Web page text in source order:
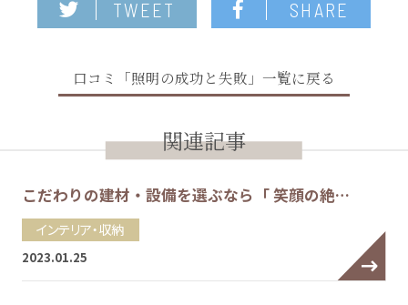
TWEET SHARE
口コミ「照明の成功と失敗」一覧に戻る
関連記事
こだわりの建材・設備を選ぶなら「 笑顔の絶…
インテリア・収納
2023.01.25